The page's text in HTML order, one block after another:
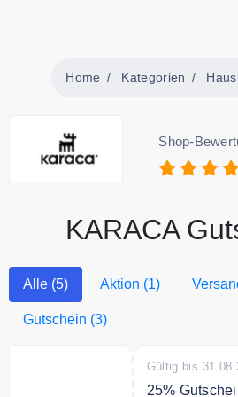
Home Kategorien
Shop-
KARACA
Alle (5) Aktion (1)
Gutschein (3)
Gültig bis
25%